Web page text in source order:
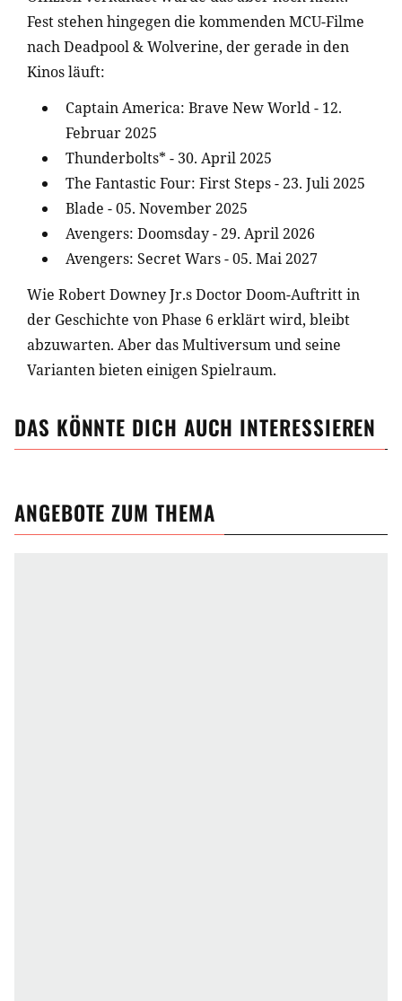
Fest stehen hingegen die kommenden MCU-Filme
nach Deadpool & Wolverine, der gerade in den
Kinos läuft:
Captain America: Brave New World - 12.
Februar 2025
Thunderbolts* - 30. April 2025
The Fantastic Four: First Steps - 23. Juli 2025
Blade - 05. November 2025
Avengers: Doomsday - 29. April 2026
Avengers: Secret Wars - 05. Mai 2027
Wie Robert Downey Jr.s Doctor Doom-Auftritt in
der Geschichte von Phase 6 erklärt wird, bleibt
abzuwarten. Aber das Multiversum und seine
Varianten bieten einigen Spielraum.
DAS KÖNNTE DICH AUCH INTERESSIEREN
ANGEBOTE ZUM THEMA